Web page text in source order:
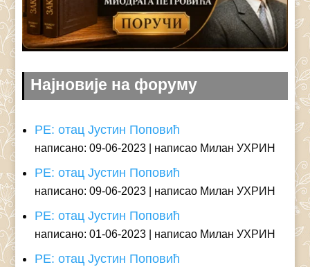
Најновије на форуму
РЕ: отац Јустин Поповић
написано: 09-06-2023 написао Милан УХРИН
РЕ: отац Јустин Поповић
написано: 09-06-2023 написао Милан УХРИН
РЕ: отац Јустин Поповић
написано: 01-06-2023 написао Милан УХРИН
РЕ: отац Јустин Поповић